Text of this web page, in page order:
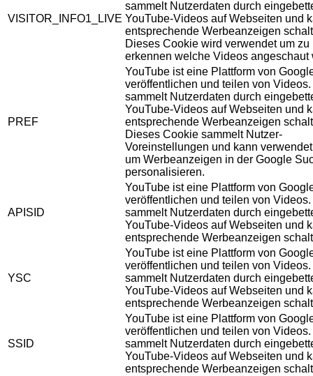
VISITOR_INFO1_LIVE
sammelt Nutzerdaten durch
YouTube-Videos auf Webseiten und
entsprechende Werbeanzeigen
Dieses Cookie wird verwendet um zu
erkennen welche Videos angeschaut
PREF
YouTube ist eine Plattform von
veröffentlichen und teilen von
sammelt Nutzerdaten durch
YouTube-Videos auf Webseiten und
entsprechende Werbeanzeigen
Dieses Cookie sammelt Nutzer-
Voreinstellungen und kann
um Werbeanzeigen in der Google
personalisieren.
APISID
YouTube ist eine Plattform von
veröffentlichen und teilen von
sammelt Nutzerdaten durch
YouTube-Videos auf Webseiten und
entsprechende Werbeanzeigen
YSC
YouTube ist eine Plattform von
veröffentlichen und teilen von
sammelt Nutzerdaten durch
YouTube-Videos auf Webseiten und
entsprechende Werbeanzeigen
SSID
YouTube ist eine Plattform von
veröffentlichen und teilen von
sammelt Nutzerdaten durch
YouTube-Videos auf Webseiten und
entsprechende Werbeanzeigen